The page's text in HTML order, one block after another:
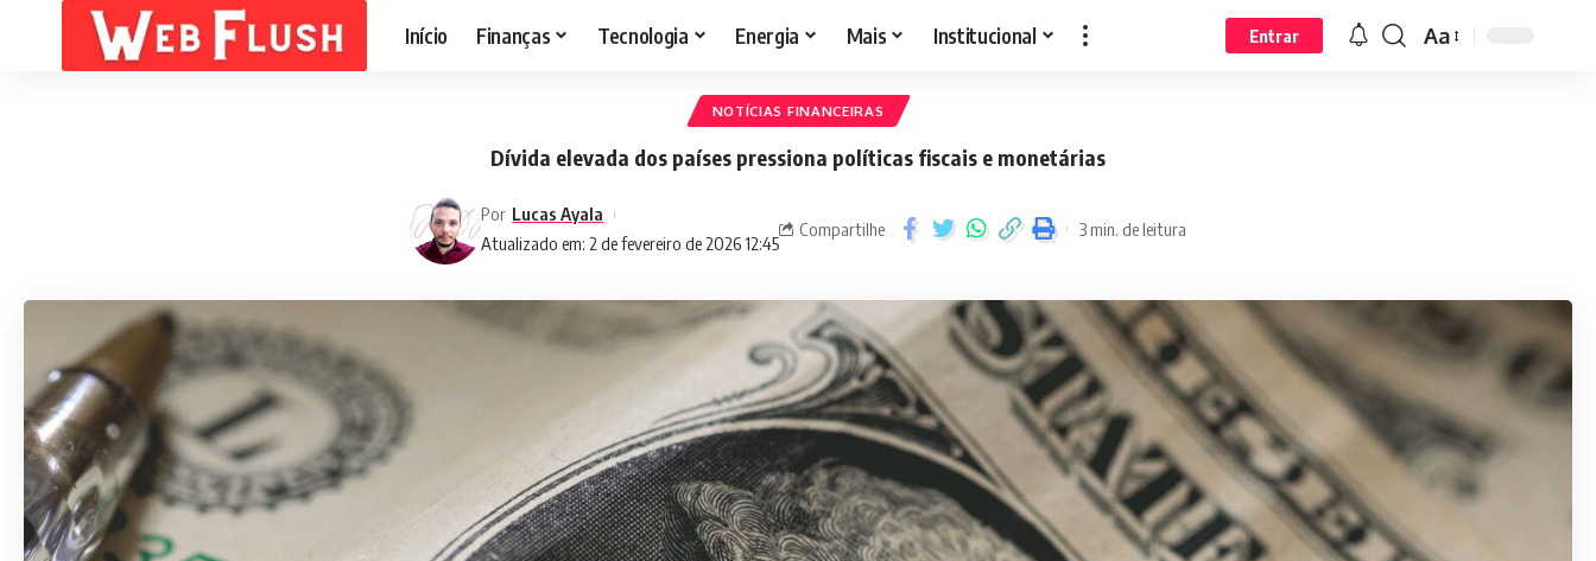
Início Finanças Tecnologia Energia Mais Institucional Entrar Aa
NOTÍCIAS FINANCEIRAS
Dívida elevada dos países pressiona políticas fiscais e monetárias
Atualizado em: 2 de fevereiro de 2026 12:45
Por Lucas Ayala
Compartilhe 3 min. de leitura